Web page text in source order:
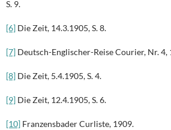
S. 9.
[6] Die Zeit, 14.3.1905, S. 8.
[7] Deutsch-Englischer-Reise Courier, Nr. 4,
[8] Die Zeit, 5.4.1905, S. 4.
[9] Die Zeit, 12.4.1905, S. 6.
[10] Franzensbader Curliste, 1909.